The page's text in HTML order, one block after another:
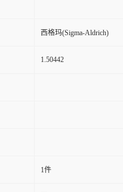
西格玛(Sigma-Aldrich)
1.50442
1件